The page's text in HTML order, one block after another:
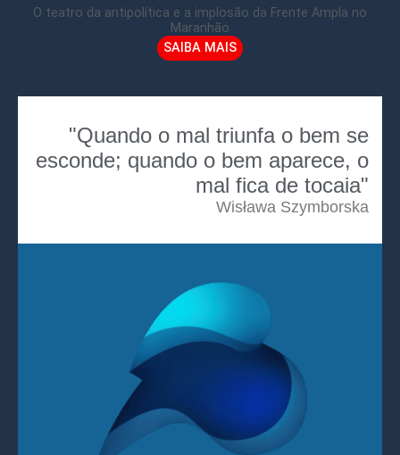
O teatro da antipolítica e a implosão da Frente Ampla no
Maranhão
SAIBA MAIS
"Quando o mal triunfa o bem se
esconde; quando o bem aparece, o
mal fica de tocaia"
Wisława Szymborska